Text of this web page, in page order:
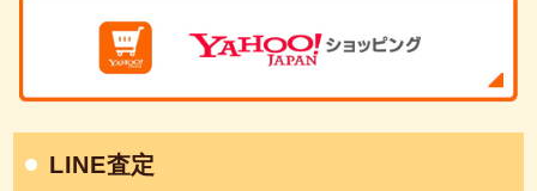
LINE査定